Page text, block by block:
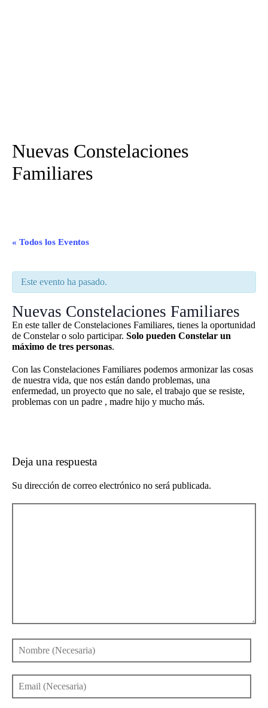
Nuevas Constelaciones
Familiares
« Todos los Eventos
Este evento ha pasado.
Nuevas Constelaciones Familiares
En este taller de Constelaciones Familiares, tienes la oportunidad
de Constelar o solo participar. Solo pueden Constelar un
máximo de tres personas.
Con las Constelaciones Familiares podemos armonizar las cosas
de nuestra vida, que nos están dando problemas, una
enfermedad, un proyecto que no sale, el trabajo que se resiste,
problemas con un padre , madre hijo y mucho más.
Deja una respuesta
Su dirección de correo electrónico no será publicada.